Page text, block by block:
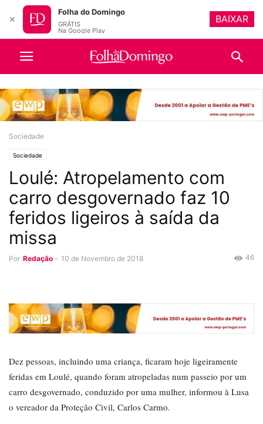
Sociedade
Sociedade
Loulé: Atropelamento com
carro desgovernado faz 10
feridos ligeiros à saída da
missa
Por Redação - 10 de Novembro de 2018 46
Dez pessoas, incluindo uma criança, ficaram hoje ligeiramente
feridas em Loulé, quando foram atropeladas num passeio por um
carro desgovernado, conduzido por uma mulher, informou à Lusa
o vereador da Proteção Civil, Carlos Carmo.
✕
Folha do Domingo
GRÁTIS
Na Google Play
BAIXAR